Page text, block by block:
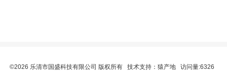
©2026 乐清市国盛科技有限公司 版权所有 技术支持： 猿产地 访问量:6326